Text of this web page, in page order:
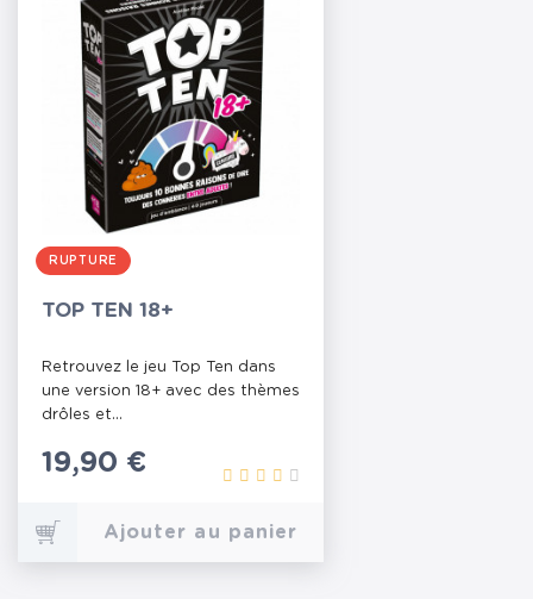
RUPTURE
TOP TEN 18+
Retrouvez le jeu Top Ten dans
une version 18+ avec des thèmes
drôles et...
Prix
19,90 €
Ajouter au panier